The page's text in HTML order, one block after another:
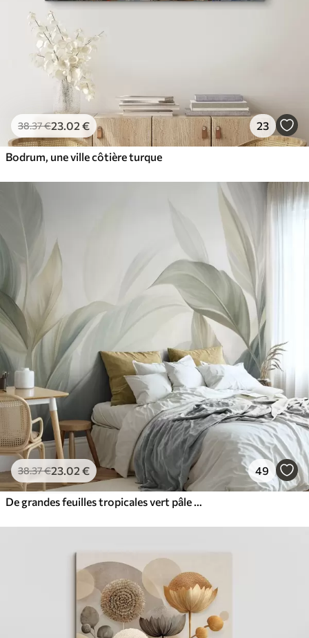
38.37€23.02 € 23
Bodrum, une ville côtière turque
38.37€23.02 € 49
De grandes feuilles tropicales vert pâle aux couleurs douces et pastel, dans un style artistique texturé